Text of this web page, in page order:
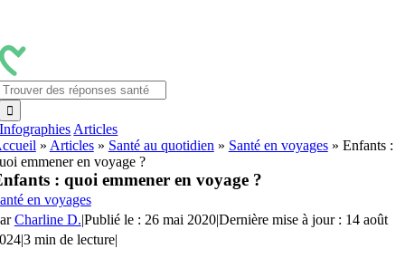
contenu
Infographies Articles
» Articles» Santé au quotidien » Santé en voyages» Enfants :
emmener en voyage ?
: quoi emmener en voyage ?
en voyages
Charline D.|Publié le : 26 mai 2020|Dernière mise à jour : 14 août
|3 min de lecture|